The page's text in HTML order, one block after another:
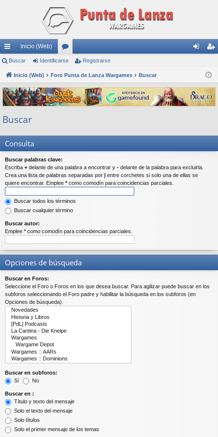
nl
ac
es
rá
pi
do
Inicio (Web)
or
os
fic
ar
ist
ra
rs
Buscar Identificarse Registrarse
Inicio (Web) Foro Punta de Lanza Wargames Buscar
Buscar
Consulta
Buscar palabras clave:
Escriba + delante de una palabra a encontrar y - delante de la palabra para excluirla.
Crea una lista de palabras separadas por
entre corchetes si solo una de ellas se
quiere encontrar. Emplee *como comodín para coincidencias parciales.
Buscar todos los términos
Buscar cualquier término
Buscar autor:
Emplee * como comodín para coincidencias parciales.
Opciones de búsqueda
Buscar en Foros:
Seleccione el Foro o Foros en los que desea buscar. Para agilizar puede buscar en los
subforos seleccionando el Foro padre y habilitar la búsqueda en los subforos (en
Opciones de búsqueda).
Buscar en subforos:
Sí
No
Buscar en :
Título y texto del mensaje
Solo el texto del mensaje
Solo títulos
Solo el primer mensaje de los temas